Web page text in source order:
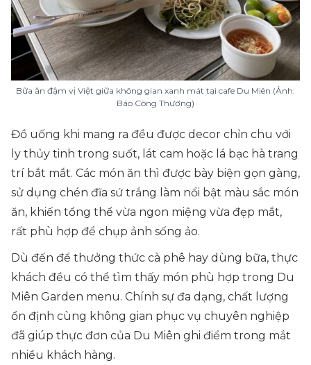
Bữa ăn đậm vị Việt giữa không gian xanh mát tại cafe Du Miên (Ảnh:
Báo Công Thương)
Đồ uống khi mang ra đều được decor chỉn chu với
ly thủy tinh trong suốt, lát cam hoặc lá bạc hà trang
trí bắt mắt. Các món ăn thì được bày biện gọn gàng,
sử dụng chén đĩa sứ trắng làm nổi bật màu sắc món
ăn, khiến tổng thể vừa ngon miệng vừa đẹp mắt,
rất phù hợp để chụp ảnh sống ảo.
Dù đến để thưởng thức cà phê hay dùng bữa, thực
khách đều có thể tìm thấy món phù hợp trong Du
Miên Garden menu. Chính sự đa dạng, chất lượng
ổn định cùng không gian phục vụ chuyên nghiệp
đã giúp thực đơn của Du Miên ghi điểm trong mắt
nhiều khách hàng.